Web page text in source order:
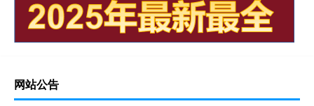
网站公告